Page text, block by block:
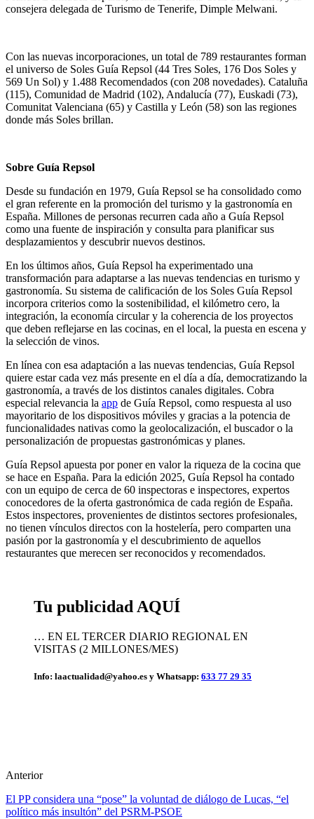
consejera delegada de Turismo de Tenerife, Dimple Melwani.
Con las nuevas incorporaciones, un total de 789 restaurantes forman
el universo de Soles Guía Repsol (44 Tres Soles, 176 Dos Soles y
569 Un Sol) y 1.488 Recomendados (con 208 novedades). Cataluña
(115), Comunidad de Madrid (102), Andalucía (77), Euskadi (73),
Comunitat Valenciana (65) y Castilla y León (58) son las regiones
donde más Soles brillan.
Sobre Guía Repsol
Desde su fundación en 1979, Guía Repsol se ha consolidado como
el gran referente en la promoción del turismo y la gastronomía en
España. Millones de personas recurren cada año a Guía Repsol
como una fuente de inspiración y consulta para planificar sus
desplazamientos y descubrir nuevos destinos.
En los últimos años, Guía Repsol ha experimentado una
transformación para adaptarse a las nuevas tendencias en turismo y
gastronomía. Su sistema de calificación de los Soles Guía Repsol
incorpora criterios como la sostenibilidad, el kilómetro cero, la
integración, la economía circular y la coherencia de los proyectos
que deben reflejarse en las cocinas, en el local, la puesta en escena y
la selección de vinos.
En línea con esa adaptación a las nuevas tendencias, Guía Repsol
quiere estar cada vez más presente en el día a día, democratizando la
gastronomía, a través de los distintos canales digitales. Cobra
especial relevancia la app de Guía Repsol, como respuesta al uso
mayoritario de los dispositivos móviles y gracias a la potencia de
funcionalidades nativas como la geolocalización, el buscador o la
personalización de propuestas gastronómicas y planes.
Guía Repsol apuesta por poner en valor la riqueza de la cocina que
se hace en España. Para la edición 2025, Guía Repsol ha contado
con un equipo de cerca de 60 inspectoras e inspectores, expertos
conocedores de la oferta gastronómica de cada región de España.
Estos inspectores, provenientes de distintos sectores profesionales,
no tienen vínculos directos con la hostelería, pero comparten una
pasión por la gastronomía y el descubrimiento de aquellos
restaurantes que merecen ser reconocidos y recomendados.
Tu publicidad AQUÍ
… EN EL TERCER DIARIO REGIONAL EN
VISITAS (2 MILLONES/MES)
Info: laactualidad@yahoo.es y Whatsapp: 633 77 29 35
Anterior
El PP considera una “pose” la voluntad de diálogo de Lucas, “el
político más insultón” del PSRM-PSOE